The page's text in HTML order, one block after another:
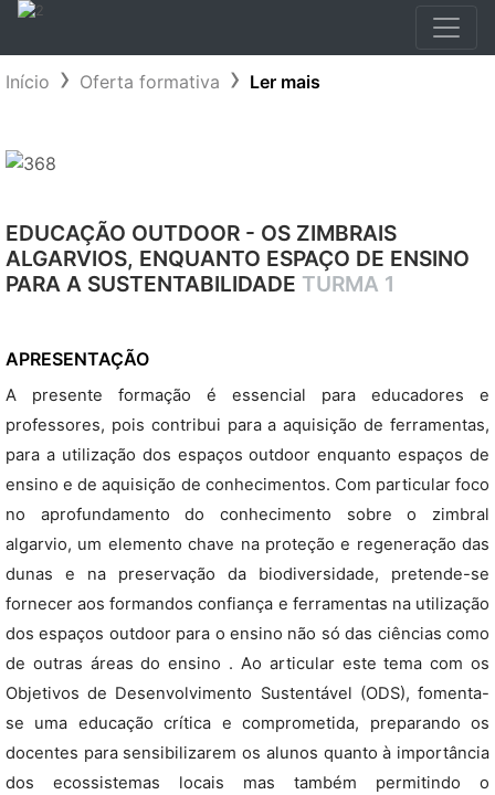
Início Oferta formativa Ler mais
EDUCAÇÃO OUTDOOR - OS ZIMBRAIS
ALGARVIOS, ENQUANTO ESPAÇO DE ENSINO
PARA A SUSTENTABILIDADE TURMA 1
APRESENTAÇÃO
A presente formação é essencial para educadores e
professores, pois contribui para a aquisição de ferramentas,
para a utilização dos espaços outdoor enquanto espaços de
ensino e de aquisição de conhecimentos. Com particular foco
no aprofundamento do conhecimento sobre o zimbral
algarvio, um elemento chave na proteção e regeneração das
dunas e na preservação da biodiversidade, pretende-se
fornecer aos formandos confiança e ferramentas na utilização
dos espaços outdoor para o ensino não só das ciências como
de outras áreas do ensino . Ao articular este tema com os
Objetivos de Desenvolvimento Sustentável (ODS), fomenta-
se uma educação crítica e comprometida, preparando os
docentes para sensibilizarem os alunos quanto à importância
dos ecossistemas locais mas também permitindo o